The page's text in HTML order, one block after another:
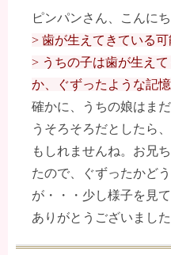
ピンパンさん、こんにち
> 歯が生えてきている
> うちの子は歯が生え
か、ぐずったような記憶
確かに、うちの娘はま
うそろそろだとしたら
もしれませんね。お兄
たので、ぐずったかど
が・・・少し様子を見
ありがとうございました